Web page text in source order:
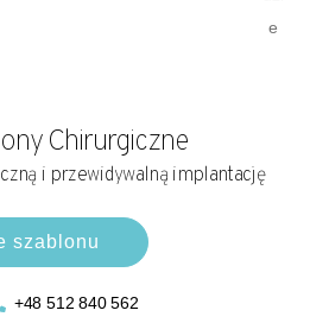
Chirurgiczne
i przewidywalną implantację
szablonu
+48 512 840 562